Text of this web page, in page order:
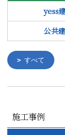
yess
公共
すべて
施工事例